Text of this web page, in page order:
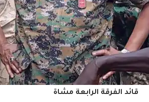
قائد الفرقة الرابعة مشاة